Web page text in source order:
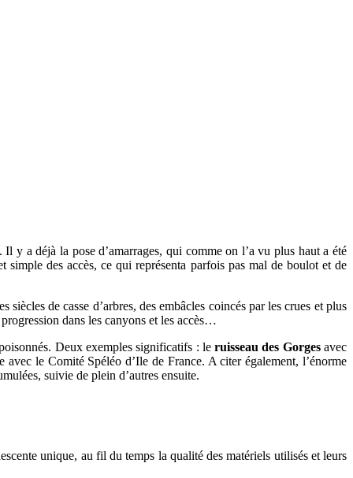
y a déjà la pose d’amarrages, qui comme on l’a vu plus haut a été
des accès, ce qui représenta parfois pas mal de boulot et de
de casse d’arbres, des embâcles coincés par les crues et plus
dans les canyons et les accès…
Deux exemples significatifs : leruisseau des Gorgesavec
le Comité Spéléo d’Ile de France. A citer également, l’énorme
suivie de plein d’autres ensuite.
unique, au fil du temps la qualité des matériels utilisés et leurs